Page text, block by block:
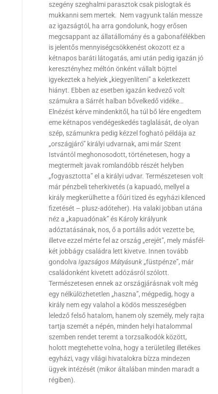
szegény szeghalmi parasztok csak pislogtak és
mukkanni sem mertek. Nem vagyunk talán messze
az igazságtól, ha arra gondolunk, hogy erősen
megcsappant az állatállomány és a gabonafélékben
is jelentős mennyiségcsökkenést okozott ez a
kétnapos baráti látogatás, ami után pedig igazán jó
keresztényhez méltón önként vállalt böjttel
igyekeztek a helyiek „kiegyenlíteni” a keletkezett
hiányt. Ebben az esetben igazán kedvező volt
számukra a Sárrét halban bővelkedő vidéke…
Elnézést kérve mindenkitől, ha túl bő lére engedtem
eme kétnapos vendégeskedés taglalását, de olyan
szép, számunkra pedig kézzel fogható példája az
„országjáró” királyi udvarnak, ami már Szent
Istvántól meghonosodott, történetesen, hogy a
megtermelt javak romlandóbb részét helyben
„fogyasztotta” el a királyi udvar. Természetesen volt
már pénzbeli teherkivetés (a kapuadó, mellyel a
király megkerülhette a főúri tized és egyházi kilenced
fizetését – plusz-adóteher). Ha valaki jobban utána
néz a „kapuadónak” és Károly királyunk
adóztatásának, nos, ő a portális adót vezette be,
illetve ezzel mérte fel az ország „erejét”, mely másfél-
két jobbágy családra lett kivetve. Innen tovább
gondolva Igazságos Mátyásunk „füstpénze”, már
családonként kivetett adózásról szólott.
Természetesen ennek az országjárásnak volt még
egy nélkülözhetetlen „haszna”, mégpedig, hogy a
király nem egy valahol a ködös messzeségben
leledző felső hatalom, hanem oly személy, mely rajta
tartja szemét a népén, minden helyi hatalommal
szemben rendet teremt a torzsalkodók között,
holott megtehette volna, hogy a területileg illetékes
egyházi, vagy világi hivatalokra bízza mindezen
ügyek intézését (mikor általában minden maradt a
régiben).